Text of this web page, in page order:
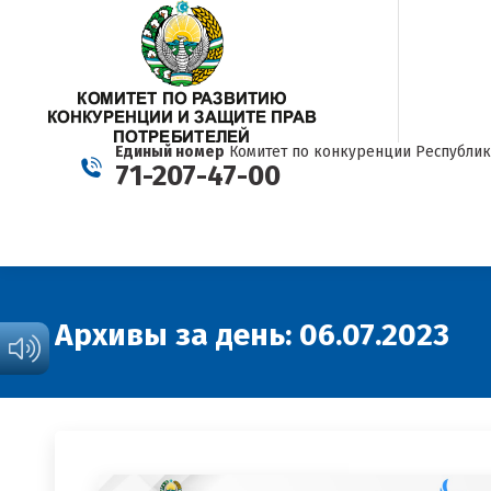
Единый номер Комитет по конкуренции
71-207-47-00
Архивы за день: 06.07.2023